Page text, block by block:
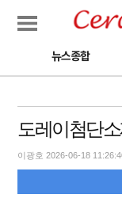
뉴스종합
도레이첨단
이광호 2026-06-18